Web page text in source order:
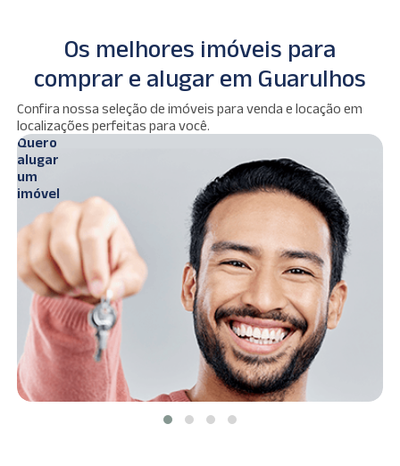
Os melhores imóveis para
comprar e alugar em Guarulhos
Confira nossa seleção de imóveis para venda e locação em
localizações perfeitas para você.
Quero
alugar
um
imóvel
imóveis